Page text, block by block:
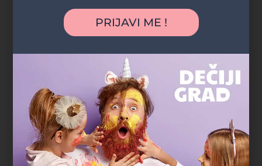
"Najveća prednost bila je što nismo morali
nigde da mrdnemo. Rođendan je organizovan
satima, a komšije i prijatelji su mogli lako da
nam se pridruže. Baš jednostavno, opušteno i
bez stresa."
Marko R.
tatasaurus
PRIJAVI ME !